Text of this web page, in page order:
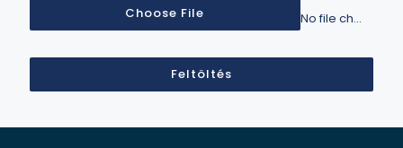
Choose File
No file chosen
Feltöltés